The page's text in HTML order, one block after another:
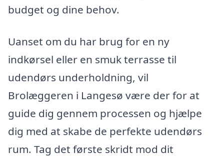
budget og dine behov.
Uanset om du har brug for en ny
indkørsel eller en smuk terrasse til
udendørs underholdning, vil
Brolæggeren i Langesø være der for at
guide dig gennem processen og hjælpe
dig med at skabe de perfekte udendørs
rum. Tag det første skridt mod dit